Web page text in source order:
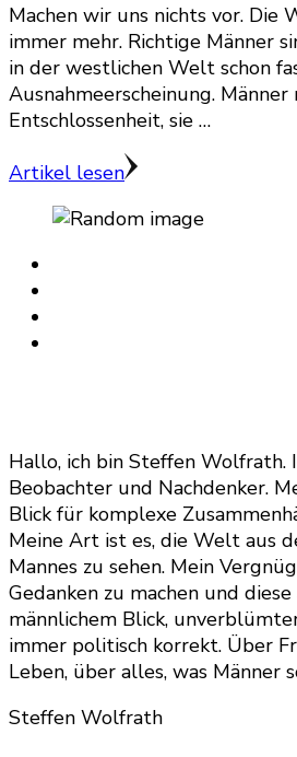
Machen wir uns nichts vor.
immer mehr. Richtige Männer
in der westlichen Welt schon
Ausnahmeerscheinung.
Entschlossenheit, sie …
Artikel lesen
Hallo, ich bin Steffen Wolfrath.
Beobachter und Nachdenker.
Blick für komplexe
Meine Art ist es, die Welt aus
Mannes zu sehen. Mein
Gedanken zu machen und
männlichem Blick,
immer politisch korrekt. Über
Leben, über alles, was Männer
Steffen Wolfrath